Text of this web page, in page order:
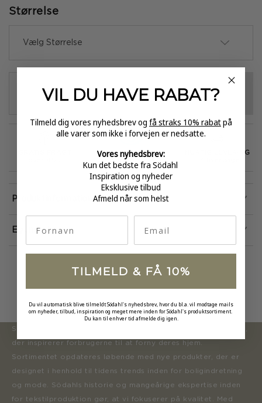
Størrelse
Vælg Størrelse
+ VÆLG VARIANT
E-MÆRKET
certificeret
HURTIG LEVERING
Egenskaber
Produktinformation
Södahl ønsker at tilbyde en moderne og attraktiv kollektion,
der inspirerer forbrugerne til at forny deres hjem.
Sortimentet opdateres løbende med nye produkter, der er
designet i henhold til tidens trends inden for boligindretning
og mode. Södahls historie og mangeårige ekspertise inden
for tekstilproduktion gør, at vi fokuserer på kvalitet. Med
VIL DU HAVE RABAT?
Tilmeld dig vores nyhedsbrev og få straks 10% rabatpå
alle varer som ikke i forvejen er nedsatte.
Vores nyhedsbrev:
Kun det bedste fra Södahl
Inspiration og nyheder
Eksklusive tilbud
Afmeld når som helst
TILMELD & FÅ 10%
Du vil automatisk blive tilmeldt Södahl's nyhedsbrev, hvor du bl.a. vil modtage mails
om nyheder, tilbud, inspiration og meget mere inden for Södahl's produktsortiment.
Du kan til enhver tid afmelde dig igen.